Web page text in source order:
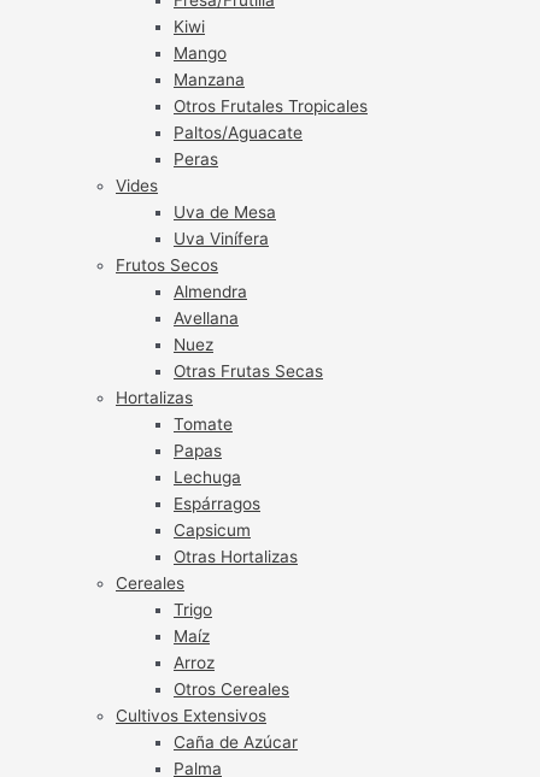
Kiwi
Mango
Manzana
Otros Frutales Tropicales
Paltos/Aguacate
Peras
Vides
Uva de Mesa
Uva Vinífera
Frutos Secos
Almendra
Avellana
Nuez
Otras Frutas Secas
Hortalizas
Tomate
Papas
Lechuga
Espárragos
Capsicum
Otras Hortalizas
Cereales
Trigo
Maíz
Arroz
Otros Cereales
Cultivos Extensivos
Caña de Azúcar
Palma